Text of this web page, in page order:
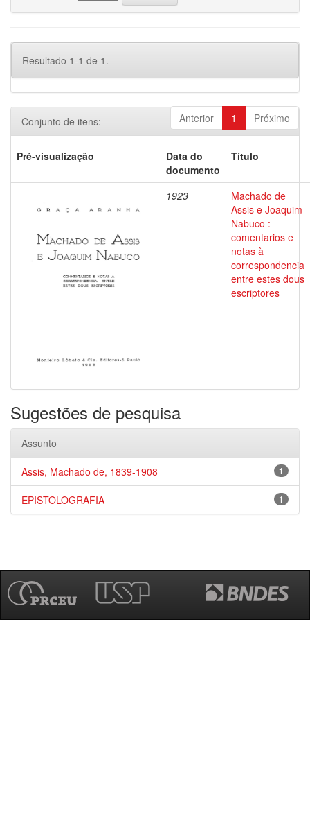
Resultado 1-1 de 1.
Anterior 1 Próximo
Conjunto de itens:
Pré-visualização
Data do
documento
Título
1923
Machado de
Assis e Joaquim
Nabuco :
comentarios e
notas à
correspondencia
entre estes dous
escriptores
Sugestões de pesquisa
Assunto
1
Assis, Machado de, 1839-1908
1
EPISTOLOGRAFIA